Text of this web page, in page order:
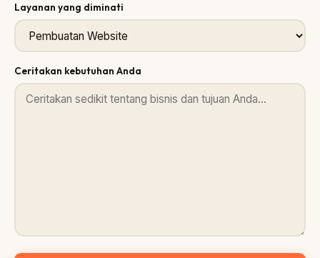
Layanan yang diminati
Ceritakan kebutuhan Anda